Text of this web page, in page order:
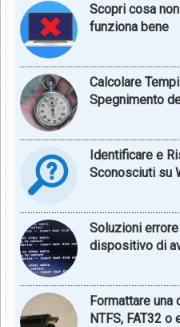
Scopri cosa
funziona bene
Calcolare
Spegnimento
Identificare e
Sconosciuti su
Soluzioni
dispositivo di
Formattare una
NTFS, FAT32 o